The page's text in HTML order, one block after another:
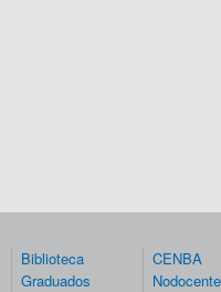
Biblioteca
Graduados
CENBA